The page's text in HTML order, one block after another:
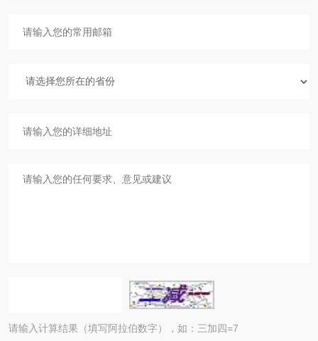
请输入计算结果（填写阿拉伯数字），如：三加四=7